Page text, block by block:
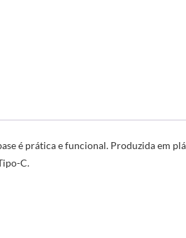
é prática e funcional. Produzida em
C.